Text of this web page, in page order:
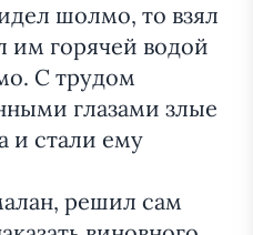
шолмо, то взял
им горячей водой
С трудом
глазами злые
и стали ему
решил сам